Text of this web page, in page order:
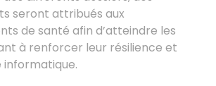
seront attribués aux
de santé afin d’atteindre les
à renforcer leur résilience et
informatique.